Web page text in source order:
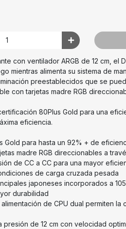
con ventilador ARGB de 12 cm, el
mientras alimenta su sistema de
preestablecidos que se
con tarjetas madre RGB
80Plus Gold para una
eficiencia.
Gold para hasta un 92% + de
madre RGB direccionables a
de CC a CC para una mayor
de carga cruzada pesada
japoneses incorporados a
durabilidad
de CPU dual permiten la
presión de 12 cm con velocidad